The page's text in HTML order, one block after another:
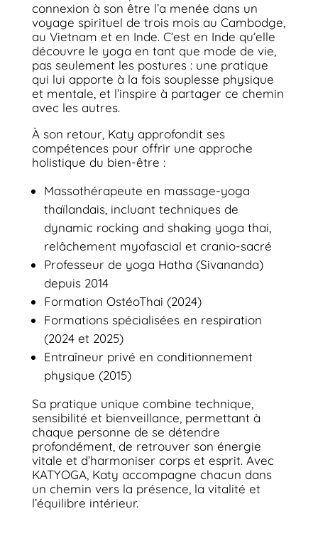
connexion à son être l’a menée dans un
voyage spirituel de trois mois au Cambodge,
au Vietnam et en Inde. C’est en Inde qu’elle
découvre le yoga en tant que mode de vie,
pas seulement les postures : une pratique
qui lui apporte à la fois souplesse physique
et mentale, et l’inspire à partager ce chemin
avec les autres.
À son retour, Katy approfondit ses
compétences pour offrir une approche
holistique du bien-être :
Massothérapeute en massage-yoga
thaïlandais, incluant techniques de
dynamic rocking and shaking yoga thai,
relâchement myofascial et cranio-sacré
Professeur de yoga Hatha (Sivananda)
depuis 2014
Formation OstéoThai (2024)
Formations spécialisées en respiration
(2024 et 2025)
Entraîneur privé en conditionnement
physique (2015)
Sa pratique unique combine technique,
sensibilité et bienveillance, permettant à
chaque personne de se détendre
profondément, de retrouver son énergie
vitale et d’harmoniser corps et esprit. Avec
KATYOGA, Katy accompagne chacun dans
un chemin vers la présence, la vitalité et
l’équilibre intérieur.